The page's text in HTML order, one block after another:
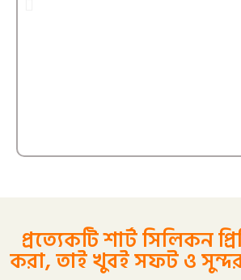
প্রত্যেকটি শার্ট সিলিকন
করা, তাই খুবই সফট ও